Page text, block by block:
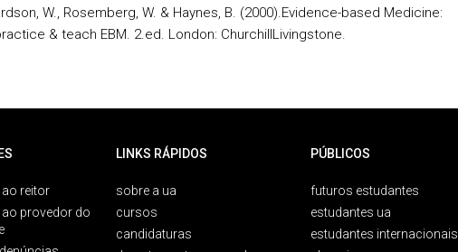
W., Rosemberg, W. & Haynes, B. (2000).Evidence-based Medicine:
& teach EBM. 2.ed. London: ChurchillLivingstone.
reitor
ao provedor do
LINKS RÁPIDOS
sobre a ua
cursos
candidaturas
PÚBLICOS
futuros estudantes
estudantes ua
estudantes internacionais